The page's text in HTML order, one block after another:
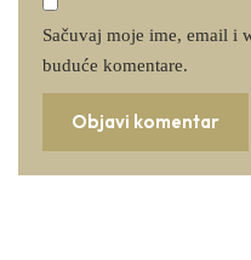
Sačuvaj moje ime, email i
buduće komentare.